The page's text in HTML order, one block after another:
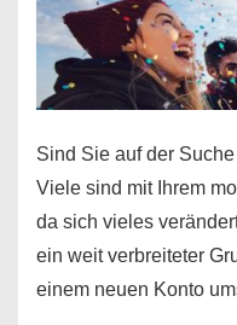
Sind Sie auf der
Viele sind mit Ihrem
da sich vieles
ein weit verbreiteter
einem neuen Konto